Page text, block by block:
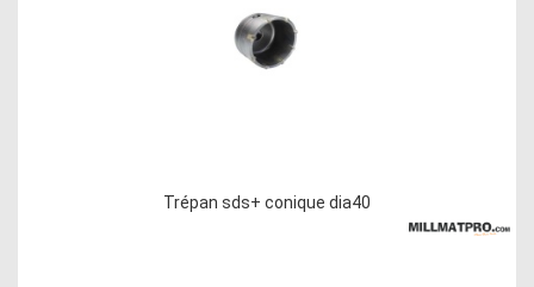
Trépan sds+ conique dia40